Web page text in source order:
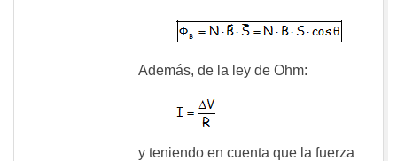
Además, de la ley de Ohm:
y teniendo en cuenta que la fuerza